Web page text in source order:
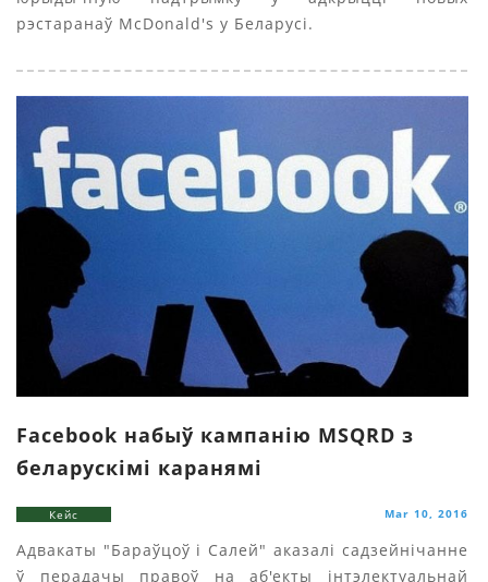
рэстаранаў McDonald's у Беларусі.
Facebook набыў кампанію MSQRD з
беларускімі каранямі
Кейс Mar 10, 2016
Адвакаты "Бараўцоў i Салей" аказалі садзейнічанне
ў перадачы правоў на аб'екты інтэлектуальнай